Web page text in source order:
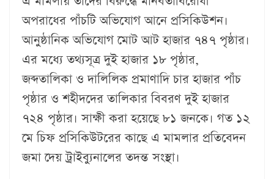
অপরাধের পাঁচটি অভিযোগ আনে প্রসিকিউশন।
আনুষ্ঠানিক অভিযোগ মোট আট হাজার ৭৪৭ পৃষ্ঠার।
এর মধ্যে তথ্যসূত্র দুই হাজার ১৮ পৃষ্ঠার,
জব্দতালিকা ও দালিলিক প্রমাণাদি চার হাজার পাঁচ
পৃষ্ঠার ও শহীদদের তালিকার বিবরণ দুই হাজার
৭২৪ পৃষ্ঠার। সাক্ষী করা হয়েছে ৮১ জনকে। গত ১২
মে চিফ প্রসিকিউটরের কাছে এ মামলার প্রতিবেদন
জমা দেয় ট্রাইব্যুনালের তদন্ত সংস্থা।